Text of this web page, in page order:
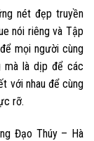
nét đẹp truyền
nói riêng và Tập
mọi người cùng
mà là dịp để các
với nhau để cùng
rỡ.
Đạo Thúy – Hà